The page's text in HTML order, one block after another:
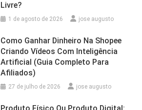
Livre?
1 de agosto de 2026 jose augusto
Como Ganhar Dinheiro Na Shopee
Criando Vídeos Com Inteligência
Artificial (Guia Completo Para
Afiliados)
27 de julho de 2026 jose augusto